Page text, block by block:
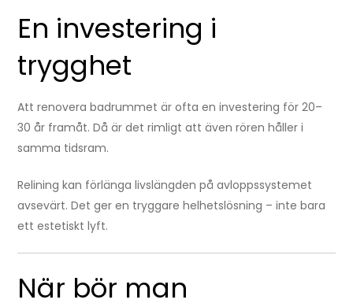
En investering i
trygghet
Att renovera badrummet är ofta en investering för 20–
30 år framåt. Då är det rimligt att även rören håller i
samma tidsram.
Relining kan förlänga livslängden på avloppssystemet
avsevärt. Det ger en tryggare helhetslösning – inte bara
ett estetiskt lyft.
När bör man